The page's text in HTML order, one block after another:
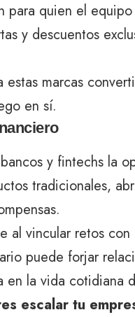
para quien el
y descuentos
marcas
en sí.
y fintechs la
tradicionales,
al vincular retos
puede forjar
en la vida cotidiana
escalar tu